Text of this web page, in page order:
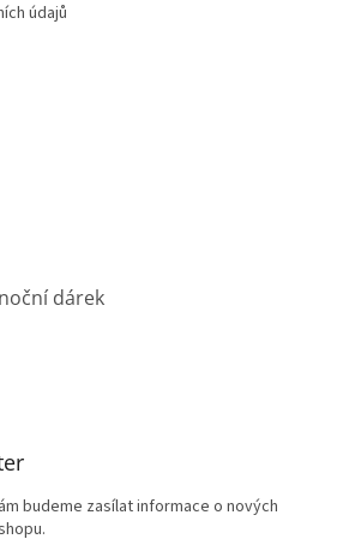
údajů
dárek
budeme zasílat informace o nových